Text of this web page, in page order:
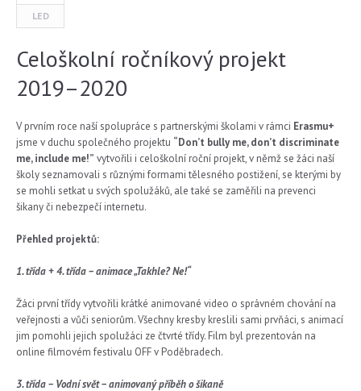
LED
Celoškolní ročníkový projekt
2019–2020
V prvním roce naší spolupráce s partnerskými školami v rámci Erasmu+
jsme v duchu společného projektu “Don’t bully me, don’t discriminate
me, include me!” vytvořili i celoškolní roční projekt, v němž se žáci naší
školy seznamovali s různými formami tělesného postižení, se kterými by
se mohli setkat u svých spolužáků, ale také se zaměřili na prevenci
šikany či nebezpečí internetu.
Přehled projektů:
1. třída + 4. třída – animace „Takhle? Ne!“
Žáci první třídy vytvořili krátké animované video o správném chování na
veřejnosti a vůči seniorům. Všechny kresby kreslili sami prvňáci, s animací
jim pomohli jejich spolužáci ze čtvrté třídy. Film byl prezentován na
online filmovém festivalu OFF v Poděbradech.
3. třída – Vodní svět – animovaný příběh o šikaně